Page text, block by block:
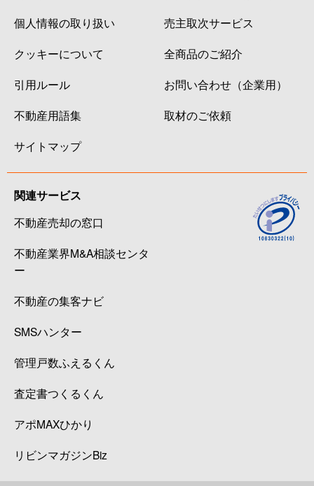
個人情報の取り扱い
クッキーについて
引用ルール
不動産用語集
サイトマップ
売主取次サービス
全商品のご紹介
お問い合わせ（企業用）
取材のご依頼
関連サービス
不動産売却の窓口
不動産業界M&A相談センタ
ー
不動産の集客ナビ
SMSハンター
管理戸数ふえるくん
査定書つくるくん
アポMAXひかり
リビンマガジンBiz